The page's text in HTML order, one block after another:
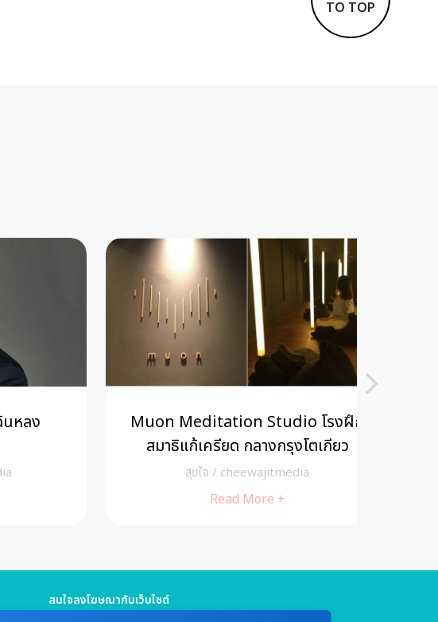
TO TOP
Muon Meditation Studio โรงฝึก
สมาธิแก้เครียด กลางกรุงโตเกียว
cheewajitmedia
Read More +
สนใจลงโฆษณากับเว็บไซต์